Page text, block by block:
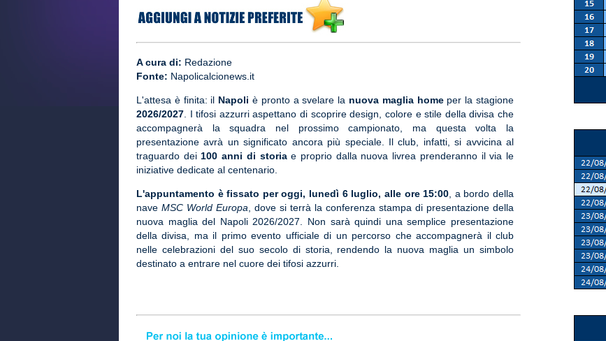
A cura di: Redazione
Fonte: Napolicalcionews.it
L'attesa è finita: il Napoliè pronto a svelare la nuova maglia homeper la stagione
2026/2027 . I tifosi azzurri aspettano di scoprire design, colore e stile della divisa che
accompagnerà la squadra nel prossimo campionato, ma questa volta la
presentazione avrà un significato ancora più speciale. Il club, infatti, si avvicina al
traguardo dei 100 anni di storiae proprio dalla nuova livrea prenderanno il via le
iniziative dedicate al centenario.
L'appuntamento è fissato per oggi, lunedì 6 luglio, alle ore 15:00 , a bordo della
nave MSC World Europa , dove si terrà la conferenza stampa di presentazione della
nuova maglia del Napoli 2026/2027. Non sarà quindi una semplice presentazione
della divisa, ma il primo evento ufficiale di un percorso che accompagnerà il club
nelle celebrazioni del suo secolo di storia, rendendo la nuova maglia un simbolo
destinato a entrare nel cuore dei tifosi azzurri.